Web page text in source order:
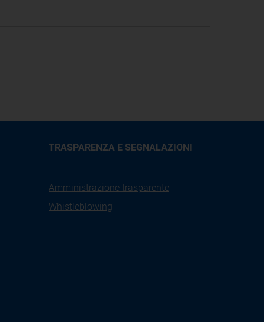
TRASPARENZA E SEGNALAZIONI
Amministrazione trasparente
Whistleblowing